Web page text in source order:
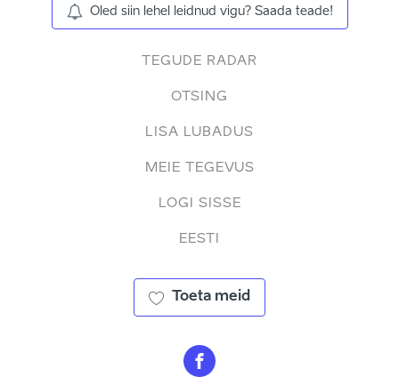
Oled siin lehel leidnud vigu? Saada teade!
TEGUDE RADAR
OTSING
LISA LUBADUS
MEIE TEGEVUS
LOGI SISSE
EESTI
Toeta meid